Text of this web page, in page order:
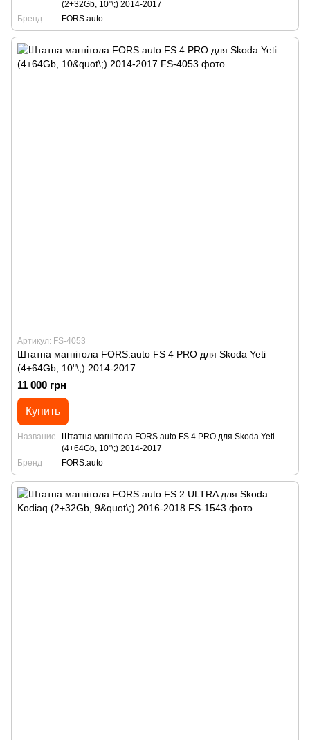
(2+32Gb, 10"\;) 2014-2017
Бренд
FORS.auto
Артикул: FS-4053
Штатна магнітола FORS.auto FS 4 PRO для Skoda Yeti
(4+64Gb, 10"\;) 2014-2017
11 000 грн
Купить
Название
Штатна магнітола FORS.auto FS 4 PRO для Skoda Yeti
(4+64Gb, 10"\;) 2014-2017
Бренд
FORS.auto